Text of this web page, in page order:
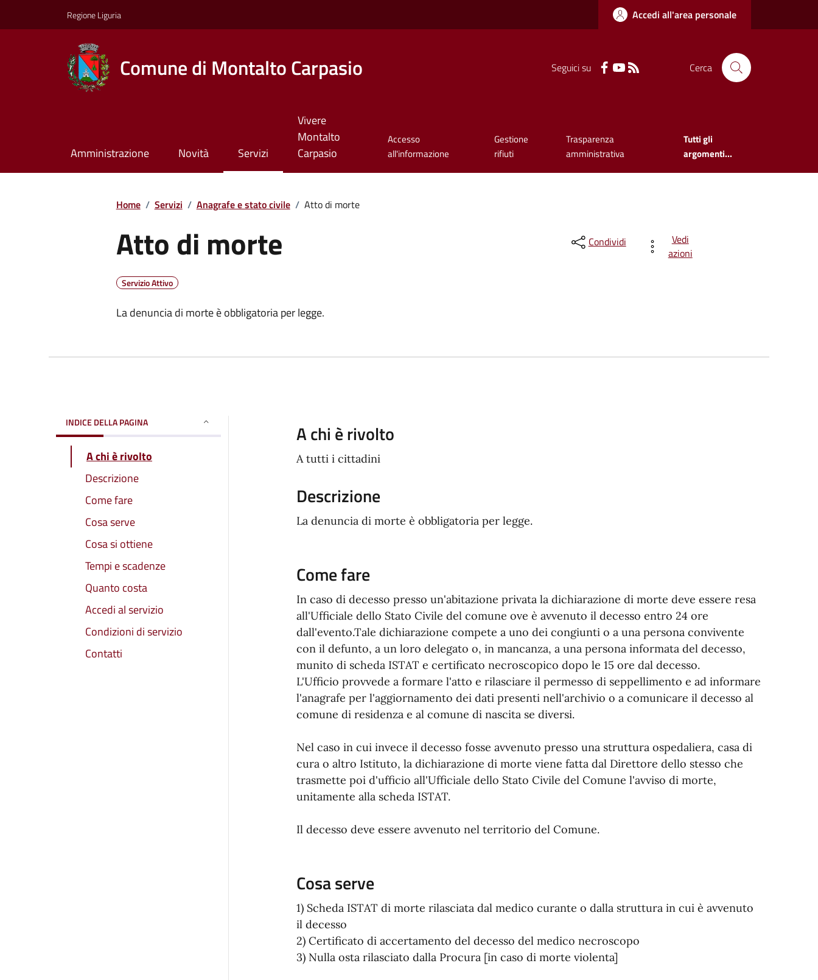
Regione Liguria Accedi all'area personale
Comune di Montalto Carpasio Seguici su Cerca
Amministrazione Novità Servizi
Vivere
Montalto
Carpasio
Accesso
all'informazione
Gestione
rifiuti
Trasparenza
amministrativa
Tutti gli
argomenti...
Home / Servizi / Anagrafe e stato civile / Atto di morte
Atto di morte
Servizio Attivo
La denuncia di morte è obbligatoria per legge.
Condividi
Vedi
azioni
INDICE DELLA PAGINA
A chi è rivolto
Descrizione
Come fare
Cosa serve
Cosa si ottiene
Tempi e scadenze
Quanto costa
Accedi al servizio
Condizioni di servizio
Contatti
A chi è rivolto
A tutti i cittadini
Descrizione
La denuncia di morte è obbligatoria per legge.
Come fare
In caso di decesso presso un'abitazione privata la dichiarazione di morte deve essere resa
all'Ufficiale dello Stato Civile del comune ove è avvenuto il decesso entro 24 ore
dall'evento.Tale dichiarazione compete a uno dei congiunti o a una persona convivente
con il defunto, a un loro delegato o, in mancanza, a una persona informata del decesso,
munito di scheda ISTAT e certificato necroscopico dopo le 15 ore dal decesso.
L'Ufficio provvede a formare l'atto e rilasciare il permesso di seppellimento e ad informare
l'anagrafe per l'aggiornamento dei dati presenti nell'archivio o a comunicare il decesso al
comune di residenza e al comune di nascita se diversi.
Nel caso in cui invece il decesso fosse avvenuto presso una struttura ospedaliera, casa di
cura o altro Istituto, la dichiarazione di morte viene fatta dal Direttore dello stesso che
trasmette poi d'ufficio all'Ufficiale dello Stato Civile del Comune l'avviso di morte,
unitamente alla scheda ISTAT.
Il decesso deve essere avvenuto nel territorio del Comune.
Cosa serve
1) Scheda ISTAT di morte rilasciata dal medico curante o dalla struttura in cui è avvenuto
il decesso
2) Certificato di accertamento del decesso del medico necroscopo
3) Nulla osta rilasciato dalla Procura [in caso di morte violenta]